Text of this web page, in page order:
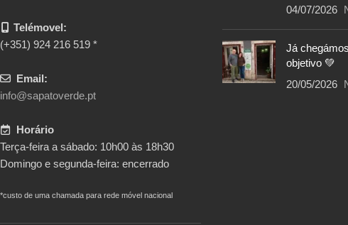
Telémovel:
(+351) 924 216 519 *
Email:
info@sapatoverde.pt
Horário
Terça-feira a sábado: 10h00 às 18h30
Domingo e segunda-feira: encerrado
*custo de uma chamada para rede móvel nacional
04/07/2026
Já
objetivo 💚
20/05/2026